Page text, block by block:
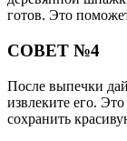
готов. Это
СОВЕТ №4
После выпечки
извлеките его.
сохранить